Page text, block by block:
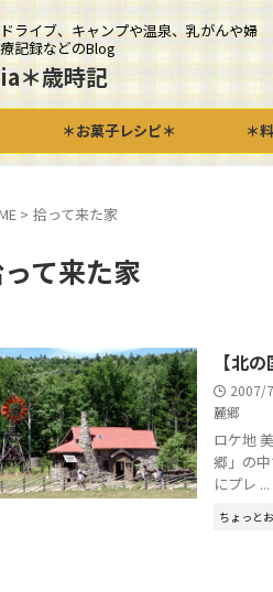
ライブ、キャンプや温泉、乳がんや婦
記録などのBlog
＊歳時記
＊お菓子レシピ＊ ＊
> 拾って来た家
て来た家
【北
2007/
麓郷
ロケ地
郷」の
にプレ ...
ちょっと